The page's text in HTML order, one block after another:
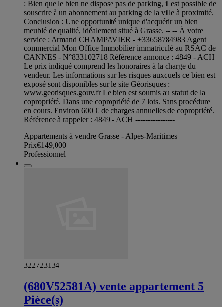
: Bien que le bien ne dispose pas de parking, il est possible de
souscrire à un abonnement au parking de la ville à proximité.
Conclusion : Une opportunité unique d'acquérir un bien
meublé de qualité, idéalement situé à Grasse. -- -- À votre
service : Armand CHAMPAVIER - +33658784983 Agent
commercial Mon Office Immobilier immatriculé au RSAC de
CANNES - N°833102718 Référence annonce : 4849 - ACH
Le prix indiqué comprend les honoraires à la charge du
vendeur. Les informations sur les risques auxquels ce bien est
exposé sont disponibles sur le site Géorisques :
www.georisques.gouv.fr Le bien est soumis au statut de la
copropriété. Dans une copropriété de 7 lots. Sans procédure
en cours. Environ 600 € de charges annuelles de copropriété.
Référence à rappeler : 4849 - ACH ----------------
Appartements à vendre Grasse - Alpes-Maritimes
Prix€149,000
Professionnel
322723134
(680V52581A) vente appartement 5
Pièce(s)